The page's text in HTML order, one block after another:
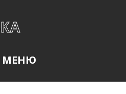
МЕНЮ